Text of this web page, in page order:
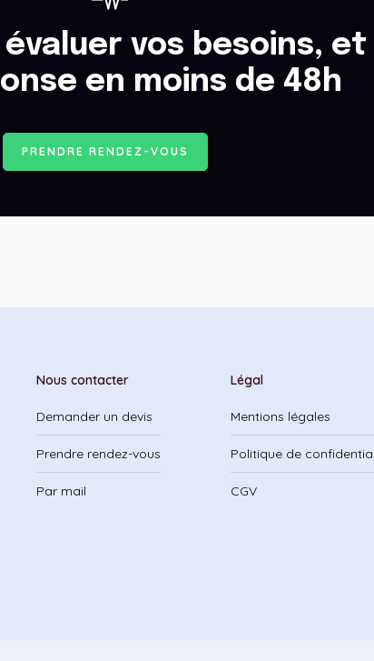
évaluer vos besoins,
en moins de 48h
P RE ND RE RE ND E Z - VO US
Nous contacter
Demander un devis
Prendre rendez-vous
Par mail
Légal
Mentions légales
Politique de
CGV